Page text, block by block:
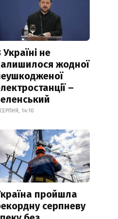
Україні не
жодної
–
14:10
пройшла
серпневу